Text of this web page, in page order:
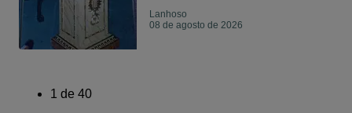
Lanhoso
08 de agosto de 2026
1 de 40